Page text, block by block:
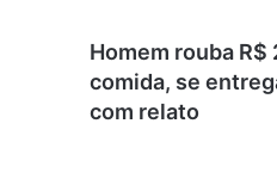
Homem rouba R$
comida, se
com relato